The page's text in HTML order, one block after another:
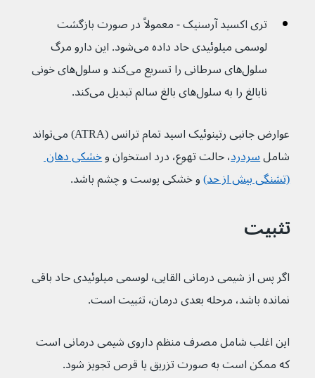
تری اکسید آرسنیک - معمولاً در صورت بازگشت
لوسمی میلوئیدی حاد داده می‌شود. این دارو مرگ
سلول‌های سرطانی را تسریع می‌کند و سلول‌های خونی
نابالغ را به سلول‌های بالغ سالم تبدیل می‌کند.
عوارض جانبی رتینوئیک اسید تمام ترانس (ATRA) می‌تواند
شامل سردرد، حالت تهوع، درد استخوان و خشکی دهان
(تشنگی بیش از حد) و خشکی پوست و چشم باشد.
تثبیت
اگر پس از شیمی درمانی القایی٬ لوسمی میلوئیدی حاد باقی
نمانده باشد، مرحله بعدی درمان٬ تثبیت است.
این اغلب شامل مصرف منظم داروی شیمی درمانی است
که ممکن است به صورت تزریق یا قرص تجویز شود.